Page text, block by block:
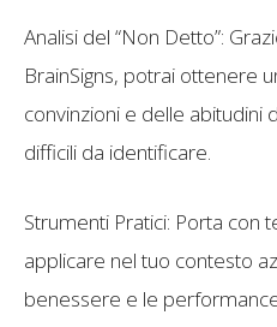
Analisi del “Non Detto”:
BrainSigns, potrai ottenere
convinzioni e delle abitudini
difficili da identificare.
Strumenti Pratici: Porta con
applicare nel tuo contesto
benessere e le